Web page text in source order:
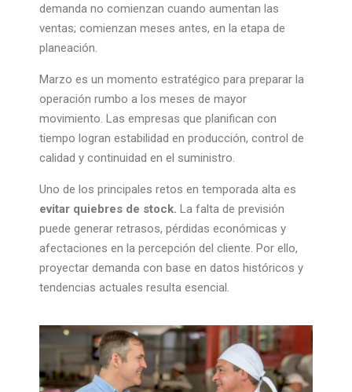
demanda no comienzan cuando aumentan las
ventas; comienzan meses antes, en la etapa de
planeación.
Marzo es un momento estratégico para preparar la
operación rumbo a los meses de mayor
movimiento. Las empresas que planifican con
tiempo logran estabilidad en producción, control de
calidad y continuidad en el suministro.
Uno de los principales retos en temporada alta es
evitar quiebres de stock. La falta de previsión
puede generar retrasos, pérdidas económicas y
afectaciones en la percepción del cliente. Por ello,
proyectar demanda con base en datos históricos y
tendencias actuales resulta esencial.